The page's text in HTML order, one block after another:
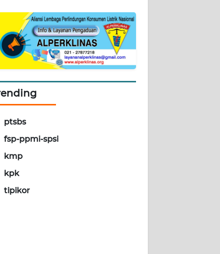
ptsbs
fsp-ppmi-spsi
kmp
kpk
tipikor